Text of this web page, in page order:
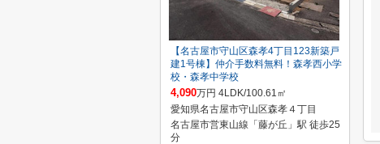
【名古屋市守山区森孝4丁目123新築戸
建1号棟】仲介手数料無料！森孝西小学
校・森孝中学校
4,090万円 4LDK/100.61㎡
愛知県名古屋市守山区森孝４丁目
名古屋市営東山線「藤が丘」駅 徒歩25
分